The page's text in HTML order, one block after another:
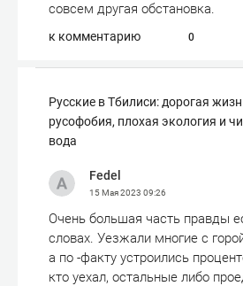
совсем другая обстановка.
к комментарию 0
Русские в Тбилиси: дорогая
русофобия, плохая экология и
вода
Fedel
15 Мая 2023 09:26
Очень большая часть правды
словах. Уезжали многие с
а по -факту устроились
кто уехал, остальные либо